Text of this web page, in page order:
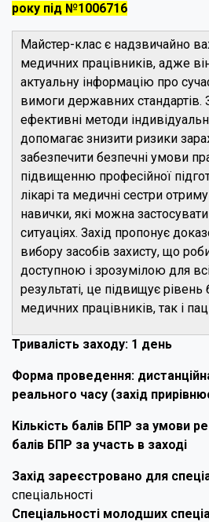
року під №1006716
Майстер-клас є надзвичайно
медичних працівників, адже
актуальну інформацію про
вимоги державних стандартів.
ефективні методи
допомагає знизити ризики
забезпечити безпечні умови
підвищенню професійної
лікарі та медичні сестри
навички, які можна
ситуаціях. Захід пропонує
вибору засобів захисту, що
доступною і зрозумілою для
результаті, це підвищує рівень
медичних працівників, так і
Тривалість заходу: 1 день
Форма проведення:
реального часу (захід
Кількість балів БПР за умови
балів БПР за участь в заході
Захід зареєстровано для
спеціальності
Спеціальності молодших